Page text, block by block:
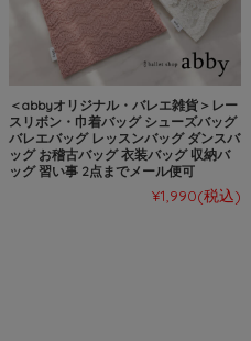
＜abbyオリジナル・バレエ雑貨＞レー
スリボン・巾着バッグ シューズバッグ
バレエバッグ レッスンバッグ ダンスバ
ッグ お稽古バッグ 衣装バッグ 収納バ
ッグ 習い事 2点までメール便可
¥1,990(税込)